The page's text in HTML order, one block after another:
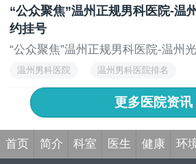
“公众聚焦”温州正规男科医院-温
约挂号
“公众聚焦”温州正规男科医院-温州
温州男科医院 温州男科医院排名
更多医院资讯
首页 简介 科室 医生 健康 环